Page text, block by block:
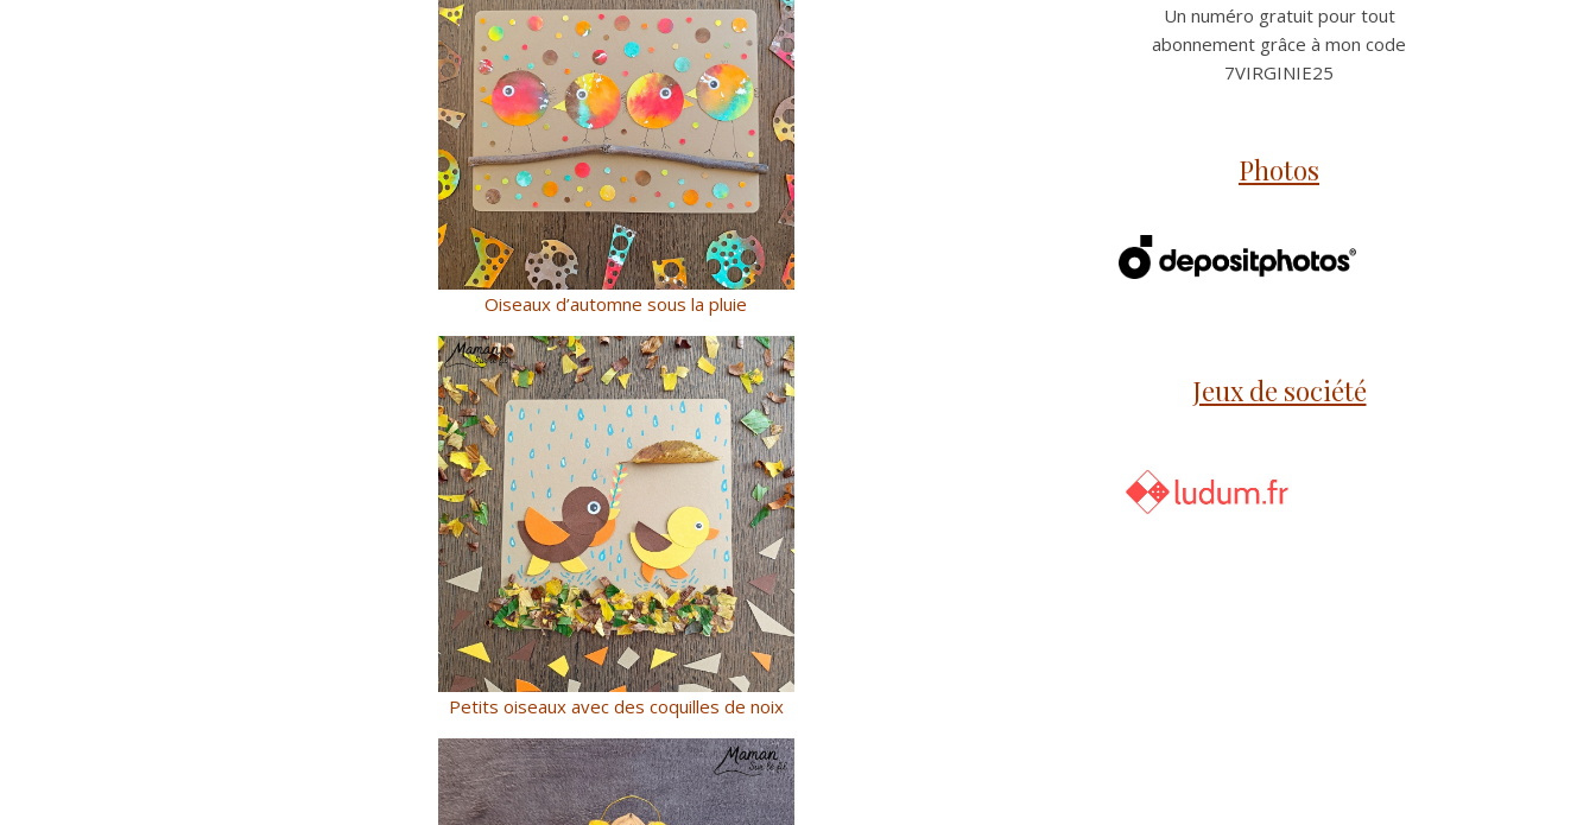
Oiseaux d’automne sous la pluie
Petits oiseaux avec des coquilles de noix
Un numéro gratuit pour tout
abonnement grâce à mon code
7VIRGINIE25
Photos
Jeux de société